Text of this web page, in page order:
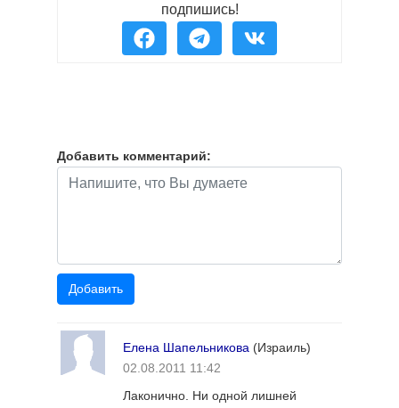
подпишись!
Добавить комментарий:
Елена Шапельникова (Израиль)
02.08.2011 11:42
Лаконично. Ни одной лишней